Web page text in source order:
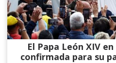
El Papa León XIV
confirmada para su